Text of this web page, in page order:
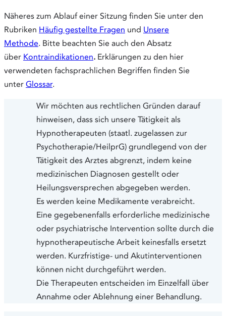
Näheres zum Ablauf einer Sitzung finden Sie unter den
Rubriken Häufig gestellte Fragen und Unsere
Methode. Bitte beachten Sie auch den Absatz
über Kontraindikationen. Erklärungen zu den hier
verwendeten fachsprachlichen Begriffen finden Sie
unter Glossar.
Wir möchten aus rechtlichen Gründen darauf
hinweisen, dass sich unsere Tätigkeit als
Hypnotherapeuten (staatl. zugelassen zur
Psychotherapie/HeilprG) grundlegend von der
Tätigkeit des Arztes abgrenzt, indem keine
medizinischen Diagnosen gestellt oder
Heilungsversprechen abgegeben werden.
Es werden keine Medikamente verabreicht.
Eine gegebenenfalls erforderliche medizinische
oder psychiatrische Intervention sollte durch die
hypnotherapeutische Arbeit keinesfalls ersetzt
werden. Kurzfristige- und Akutinterventionen
können nicht durchgeführt werden.
Die Therapeuten entscheiden im Einzelfall über
Annahme oder Ablehnung einer Behandlung.